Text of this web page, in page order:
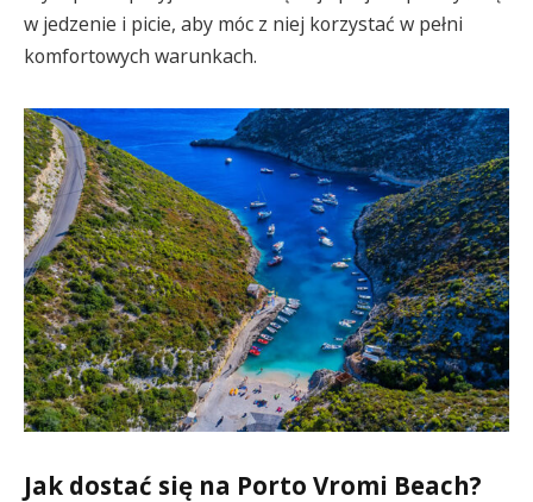
w jedzenie i picie, aby móc z niej korzystać w pełni
komfortowych warunkach.
Jak dostać się na Porto Vromi Beach?